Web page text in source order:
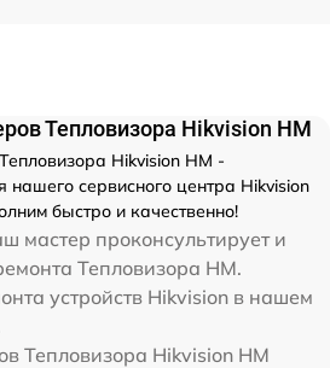
Тепловизора Hikvision HM
Hikvision HM -
сервисного центра Hikvision
быстро и качественно!
мастер проконсультирует и
Тепловизора HM.
устройств Hikvision в нашем
Тепловизора Hikvision HM